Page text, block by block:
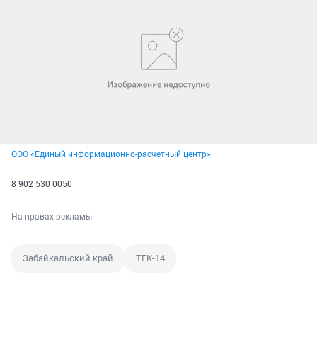
ООО «Единый информационно-расчетный центр»
8 902 530 0050
На правах рекламы.
Забайкальский край ТГК-14